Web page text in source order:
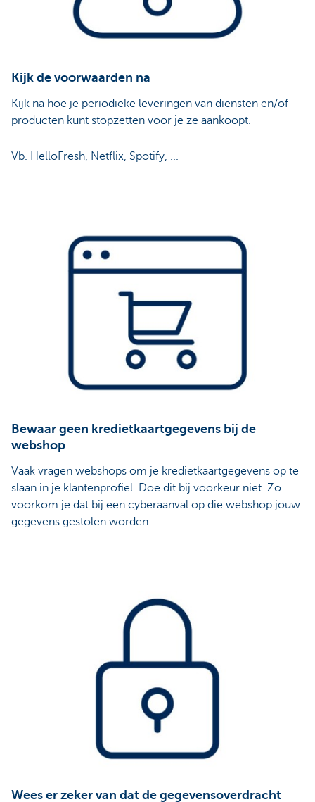
Kijk de voorwaarden na
Kijk na hoe je periodieke leveringen van diensten en/of
producten kunt stopzetten voor je ze aankoopt.
Vb. HelloFresh, Netflix, Spotify, ...
Bewaar geen kredietkaartgegevens bij de
webshop
Vaak vragen webshops om je kredietkaartgegevens op te
slaan in je klantenprofiel. Doe dit bij voorkeur niet. Zo
voorkom je dat bij een cyberaanval op die webshop jouw
gegevens gestolen worden.
Wees er zeker van dat de gegevensoverdracht